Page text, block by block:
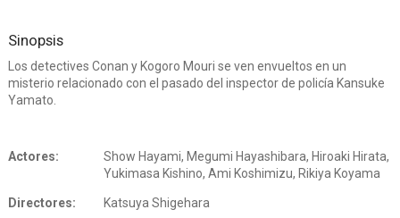
Sinopsis
Los detectives Conan y Kogoro Mouri se ven envueltos en un
misterio relacionado con el pasado del inspector de policía Kansuke
Yamato.
Actores:
Show Hayami, Megumi Hayashibara, Hiroaki Hirata,
Yukimasa Kishino, Ami Koshimizu, Rikiya Koyama
Directores: Katsuya Shigehara